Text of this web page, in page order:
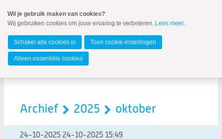
naar
Spring
de
inhoud
Spring
naar
Amstelveen
MENU
Archief 2025 oktober
24-10-2025 24-10-2025 15:49
Wil je gebruik maken van cookies?
Wij gebruiken cookies om jouw ervaring te verbeteren. Lees meer.
Schakel alle cookies in Toon cookie-instellingen
Alleen essentiële cookies